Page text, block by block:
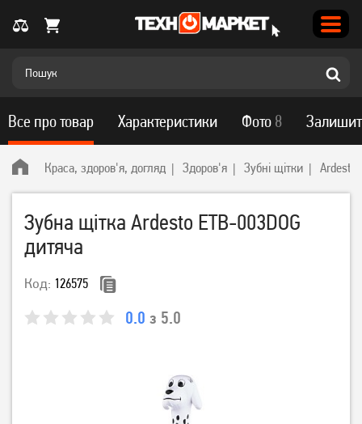
Краса, здоров'я, догляд Здоров'я Зубні щітки Ardesto
Зубна щітка Ardesto ETB-003DOG
дитяча
Код: 126575
0.0 з 5.0
Все про товар Характеристики Фото 8